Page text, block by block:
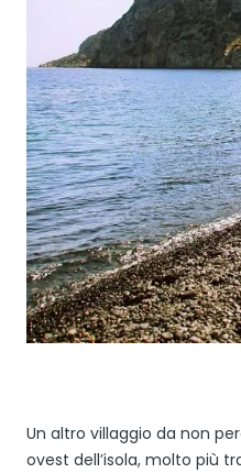
Un altro villaggio da non
ovest dell’isola, molto più